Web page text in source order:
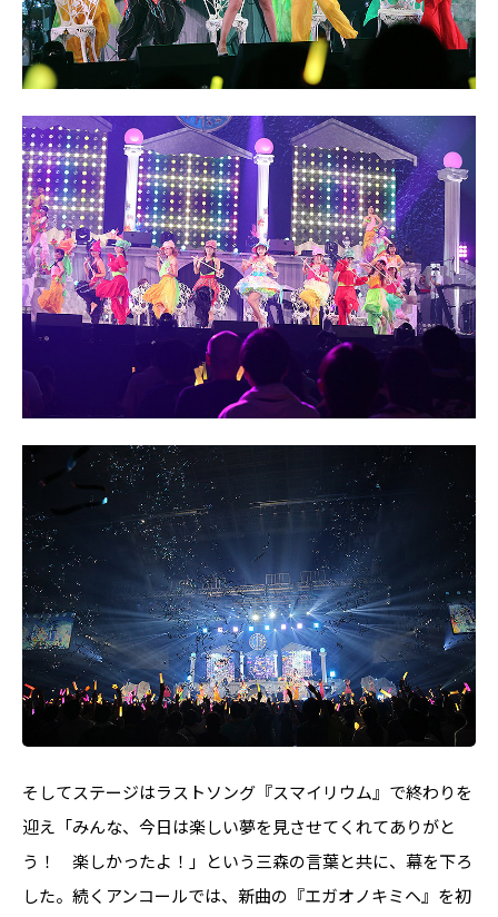
そしてステージはラストソング『スマイリウム』で終わりを
迎え「みんな、今日は楽しい夢を見させてくれてありがと
う！ 楽しかったよ！」という三森の言葉と共に、幕を下ろ
した。続くアンコールでは、新曲の『エガオノキミヘ』を初